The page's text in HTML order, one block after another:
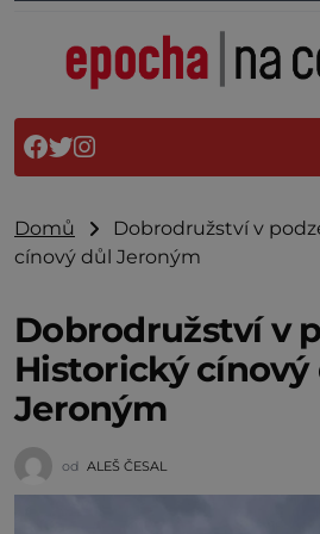
Domů
Dobrodružství v
cínový důl Jeroným
Dobrodružství v
Historický cínový
Jeroným
od ALEŠ ČESAL